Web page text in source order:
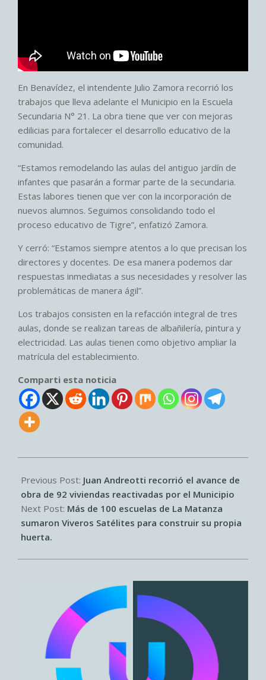
En Benavídez, el intendente Julio Zamora recorrió los
trabajos que lleva adelante el Municipio en la Escuela
Secundaria N° 21. La obra tiene que ver con mejoras
edilicias para fortalecer el desarrollo educativo de la
comunidad.
“Estamos remodelando las aulas del antiguo jardín de
infantes que pasarán a formar parte de la secundaria.
Estas labores tienen que ver con la incorporación de
nuevos alumnos. Seguimos consolidando todo el
proceso educativo de Tigre”, enfatizó Zamora.
Y cerró: “Estamos siempre atentos a lo que precisan los
directores y docentes. De esa manera podemos dar
respuestas inmediatas a sus necesidades y resolver las
problemáticas de manera ágil”.
Los trabajos consisten en la refacción integral de tres
aulas, donde se realizan tareas de albañilería, pintura y
electricidad. Las aulas tienen como objetivo ampliar la
matrícula del establecimiento.
Comparti esta noticia
05-
21
Previous Post: Juan Andreotti recorrió el avance de
obra de 92 viviendas reactivadas por el Municipio
Next Post: Más de 100 escuelas de La Matanza
sumaron Viveros Satélites para construir su propia
huerta.